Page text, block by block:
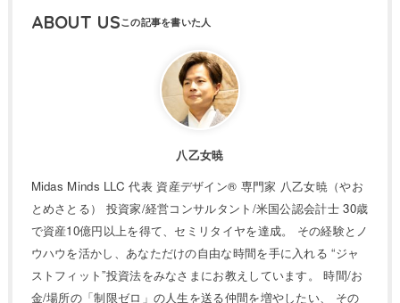
ABOUT US
八乙女暁
Midas Minds LLC 代表 資産デザイン® 専門家 八乙女暁（やお
とめさとる） 投資家/経営コンサルタント/米国公認会計士 30歳
で資産10億円以上を得て、セミリタイヤを達成。 その経験とノ
ウハウを活かし、あなただけの自由な時間を手に入れる “ジャ
ストフィット”投資法をみなさまにお教えしています。 時間/お
金/場所の「制限ゼロ」の人生を送る仲間を増やしたい、 その